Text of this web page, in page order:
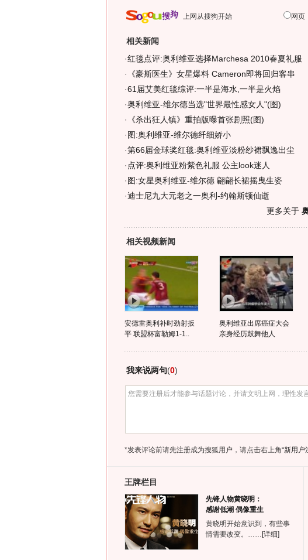
上网从搜狗开始 网页
相关新闻
·红毯点评:奥利维亚选择Marchesa 2010春夏礼服
· 《豪斯医生》女星爆料 Cameron即将回归客串
·61届艾美红毯综评:一半是海水,一半是火焰
·奥利维亚-维尔德当选"世界最性感女人"(图)
· 《杀出狂人镇》重拍版曝首张剧照(图)
· 图:奥利维亚-维尔德纤细娇小
·第66届金球奖红毯:奥利维亚淡粉纱裙飘逸出尘
· 点评:奥利维亚粉紫色礼服 公主look迷人
· 图:女星奥利维亚-维尔德 翩翩长裙摇曳生姿
·迪士尼九大元老之一奥利-约翰斯顿仙逝
更多关于
相关视频新闻
安德雷奥利补时劲射扳
平 联盟杯富勒姆1-1..
奥利维亚出席癌症大会
亲身经历鼓舞他人
我来说两句(0)
*发表评论前请先注册成为搜狐用户，请点击右上角“新用户
王牌栏目
先锋人物黄晓明：
感谢低潮 偶像重生
黄晓明开始意识到，有些事
情需要改变。…… [详细]